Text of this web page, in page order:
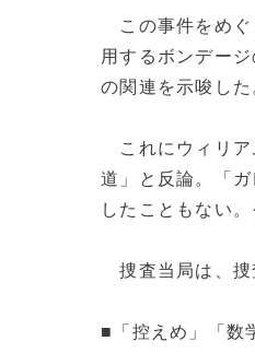
この事件をめぐ
用するボンデー
の関連を示唆した
これにウィリア
道」と反論。「
したこともない
捜査当局は、捜
■「控えめ」「数